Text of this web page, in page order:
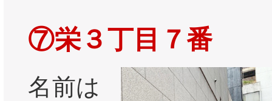
⑦栄３丁目７番
名前は